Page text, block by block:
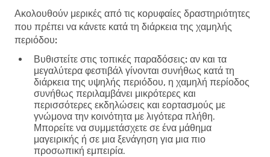
Ακολουθούν μερικές από τις κορυφαίες δραστηριότητες
που πρέπει να κάνετε κατά τη διάρκεια της χαμηλής
περιόδου:
Βυθιστείτε στις τοπικές παραδόσεις: αν και τα
μεγαλύτερα φεστιβάλ γίνονται συνήθως κατά τη
διάρκεια της υψηλής περιόδου, η χαμηλή περίοδος
συνήθως περιλαμβάνει μικρότερες και
περισσότερες εκδηλώσεις και εορτασμούς με
γνώμονα την κοινότητα με λιγότερα πλήθη.
Μπορείτε να συμμετάσχετε σε ένα μάθημα
μαγειρικής ή σε μια ξενάγηση για μια πιο
προσωπική εμπειρία.